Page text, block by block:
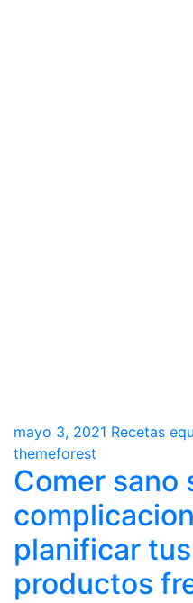
mayo 3, 2021 Recetas
themeforest
Comer sano
planificar
productos